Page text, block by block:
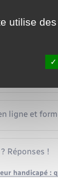
ligne et
Réponses !
handicapé :
utilise